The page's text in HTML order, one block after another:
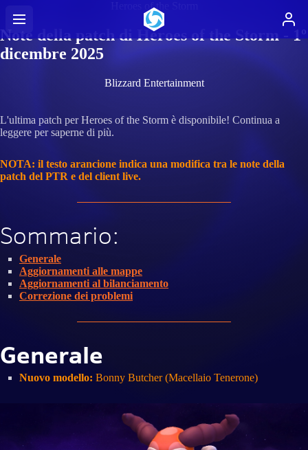
Heroes of the Storm
Note della patch di Heroes of the Storm - 1º
dicembre 2025
Blizzard Entertainment
L'ultima patch per Heroes of the Storm è disponibile! Continua a
leggere per saperne di più.
NOTA: il testo arancione indica una modifica tra le note della
patch del PTR e del client live.
Sommario:
Generale
Aggiornamenti alle mappe
Aggiornamenti al bilanciamento
Correzione dei problemi
Generale
Nuovo modello: Bonny Butcher (Macellaio Tenerone)